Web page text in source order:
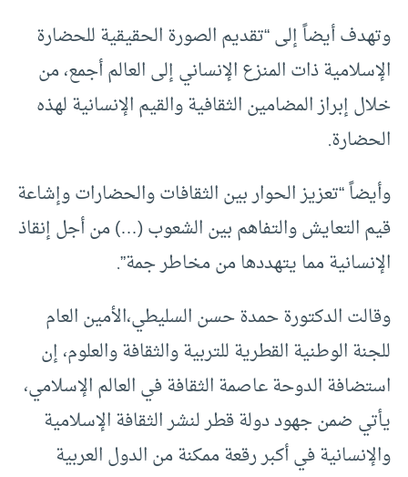
وتهدف أيضاً إلى “تقديم الصورة الحقيقية للحضارة
الإسلامية ذات المنزع الإنساني إلى العالم أجمع، من
خلال إبراز المضامين الثقافية والقيم الإنسانية لهذه
الحضارة.
وأيضاً “تعزيز الحوار بين الثقافات والحضارات وإشاعة
قيم التعايش والتفاهم بين الشعوب (…) من أجل إنقاذ
الإنسانية مما يتهددها من مخاطر جمة”.
وقالت الدكتورة حمدة حسن السليطي،الأمين العام
للجنة الوطنية القطرية للتربية والثقافة والعلوم، إن
استضافة الدوحة عاصمة الثقافة في العالم الإسلامي،
يأتي ضمن جهود دولة قطر لنشر الثقافة الإسلامية
والإنسانية في أكبر رقعة ممكنة من الدول العربية